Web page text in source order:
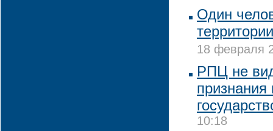
Один
18 февраля
РПЦ не
признания
10:18